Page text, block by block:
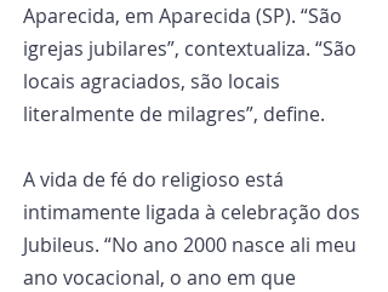
Aparecida, em Aparecida (SP). “São
igrejas jubilares”, contextualiza. “São
locais agraciados, são locais
literalmente de milagres”, define.
A vida de fé do religioso está
intimamente ligada à celebração dos
Jubileus. “No ano 2000 nasce ali meu
ano vocacional, o ano em que